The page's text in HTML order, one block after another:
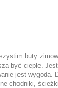
buty
być ciepłe.
jest wygoda.
chodniki,